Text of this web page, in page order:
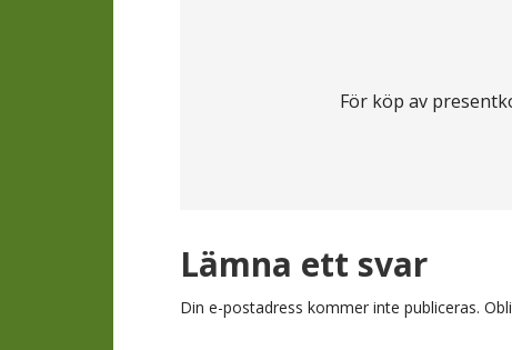
För köp av
Lämna ett svar
Din e-postadress kommer inte publiceras.